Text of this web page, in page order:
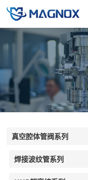
真空腔体管阀系列
焊接波纹管系列